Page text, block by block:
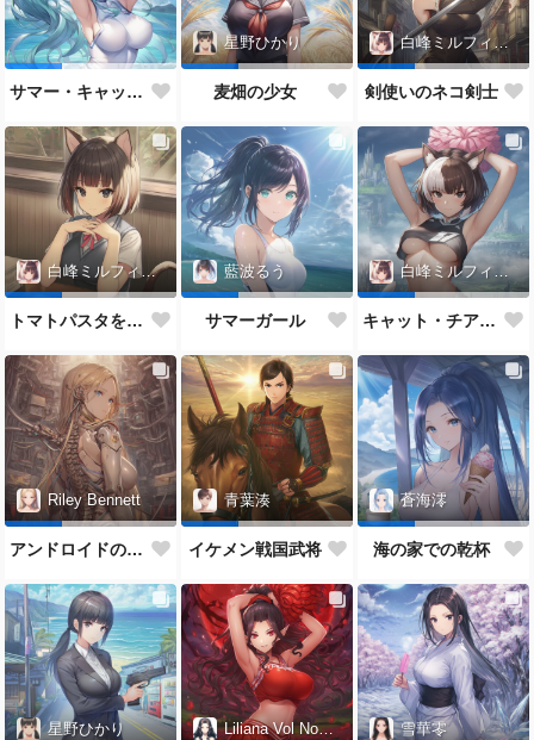
サマー・キャット・チアガール
星野ひかり
麦畑の少女
白峰ミルフィーユ
剣使いのネコ剣士
白峰ミルフィーユ
トマトパスタを食べるネコJK
藍波るう
サマーガール
白峰ミルフィーユ
キャット・チアガール
Riley Bennett
アンドロイドの女性
青葉湊
イケメン戦国武将
蒼海澪
海の家での乾杯
星野ひかり Liliana Vol Noctis 雪華零